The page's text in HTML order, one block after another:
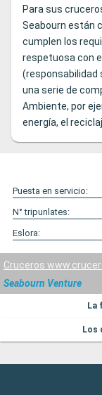
Para sus
Seabourn están
cumplen los
respetuosa con
(responsabilidad
una serie de
Ambiente, por
energía, el
Puesta en servicio:
N° tripunlates:
Eslora:
Cruceros
Seabourn Venture
La
Los